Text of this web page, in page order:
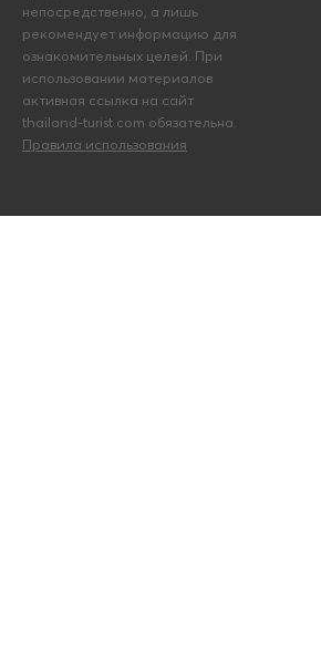
непосредственно, а лишь
рекомендует информацию для
ознакомительных целей. При
использовании материалов
активная ссылка на сайт
thailand-turist.com обязательна.
Правила использования